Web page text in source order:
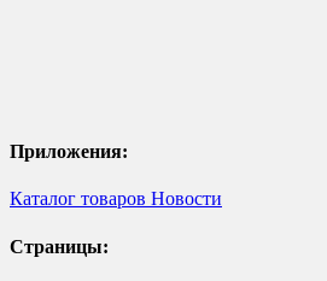
Приложения:
Каталог товаров Новости
Страницы: